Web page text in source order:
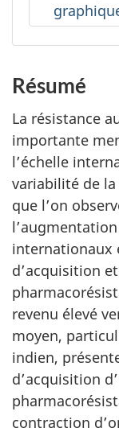
q
u
Résumé
La résistance
importante
l’échelle
variabilité de
que l’on
internationaux
d’acquisition
revenu élevé
moyen,
indien,
d’acquisition
contraction